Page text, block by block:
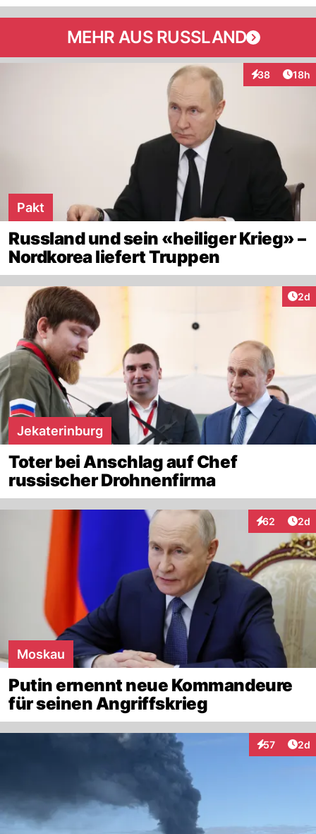
MEHR AUS RUSSLAND
38
Interaktionen
18h
Pakt
Russland und sein «heiliger Krieg» –
Nordkorea liefert Truppen
2d
Jekaterinburg
Toter bei Anschlag auf Chef
russischer Drohnenfirma
62
Interaktionen
2d
Moskau
Putin ernennt neue Kommandeure
für seinen Angriffskrieg
57
Interaktionen
2d